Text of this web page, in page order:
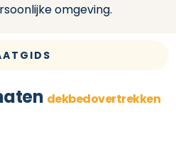
omgeving.
dekbedovertrekken